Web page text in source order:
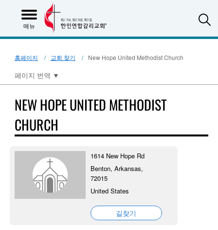
메뉴
홈페이지 교회 찾기 New Hope United Methodist Church
페이지 번역 ▼
NEW HOPE UNITED METHODIST
CHURCH
1614 New Hope Rd
Benton, Arkansas,
72015
United States
길찾기